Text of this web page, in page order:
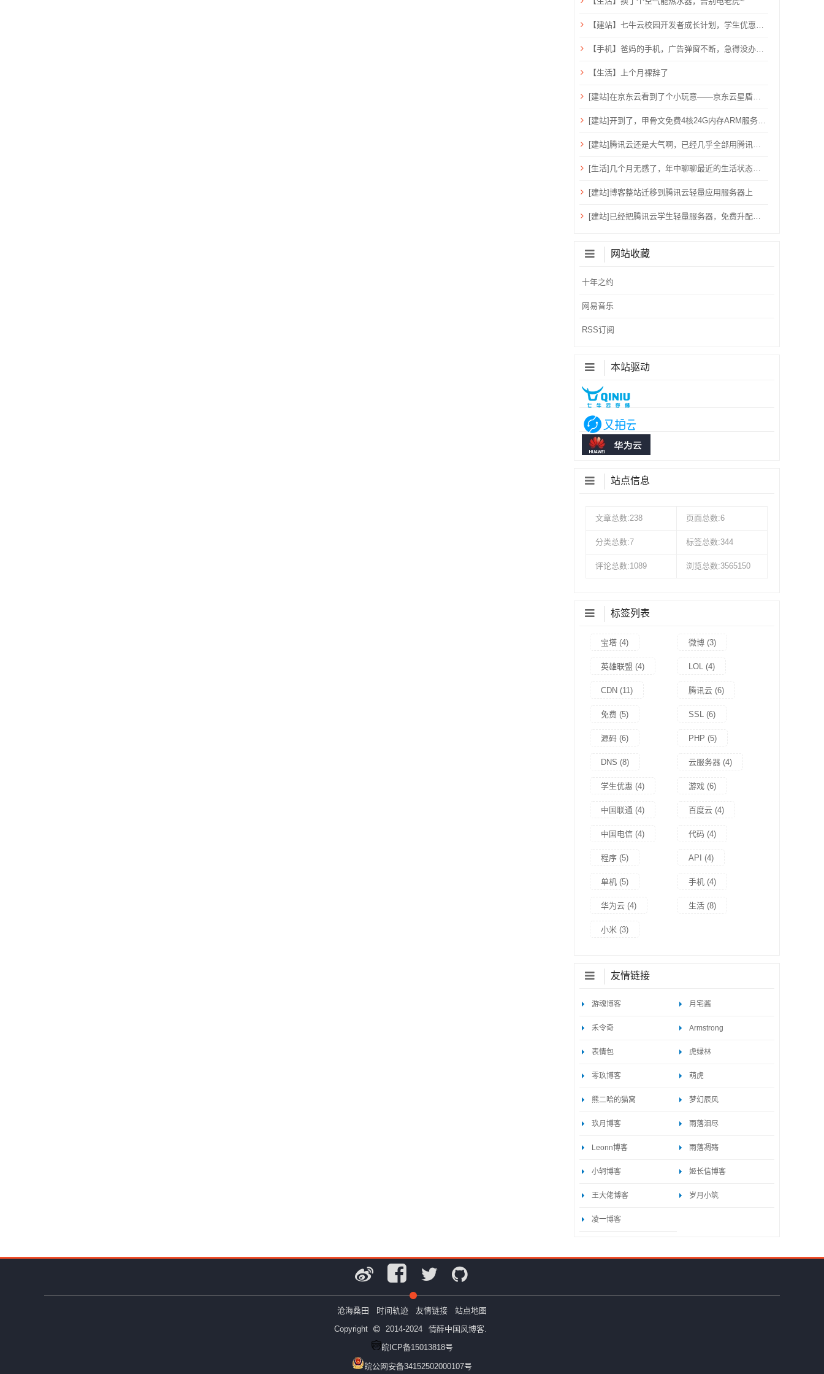
【建站】七牛云校园开发者成长计划，学生优惠，需验证学生邮箱
【手机】爸妈的手机，广告弹窗不断，急得没办法只能关机重启？用ADB卸载快应用框架！
【生活】上个月裸辞了
[建站]在京东云看到了个小玩意——京东云星盾安全加速。
[建站]开到了，甲骨文免费4核24G内存ARM服务器~
[建站]腾讯云还是大气啊，已经几乎全部用腾讯云了！
[生活]几个月无感了，年中聊聊最近的生活状态吧！
[建站]博客整站迁移到腾讯云轻量应用服务器上
[建站]已经把腾讯云学生轻量服务器，免费升配到：2核心、4G内存、6M带宽、80G硬盘、1200G流量
网站收藏
十年之约
网易音乐
RSS订阅
本站驱动
站点信息
文章总数:238 页面总数:6
分类总数:7 标签总数:344
评论总数:1089 浏览总数:3565150
标签列表
宝塔 (4) 微博(3)
英雄联盟 (4) LOL(4)
CDN (11) 腾讯云(6)
免费 (5) SSL(6)
源码 (6) PHP (5)
DNS (8) 云服务器(4)
学生优惠 (4) 游戏(6)
中国联通 (4) 百度云(4)
中国电信 (4) 代码(4)
程序 (5) API (4)
单机 (5) 手机(4)
华为云 (4) 生活(8)
小米 (3)
友情链接
游魂博客 月宅酱
禾令奇 Armstrong
表情包 虎绿林
零玖博客 萌虎
熊二哈的猫窝 梦幻辰风
玖月博客 雨落泪尽
Leonn博客 雨落凋殇
小轲博客 姬长信博客
王大佬博客 岁月小筑
凌一博客
沧海桑田 时间轨迹 友情链接
站点地图
Copyright
2014-2024
情醉中国风博客.
皖ICP备15013818号
皖公网安备34152502000107号